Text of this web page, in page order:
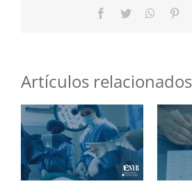
Facebook
Twitter
Artículos relacionados